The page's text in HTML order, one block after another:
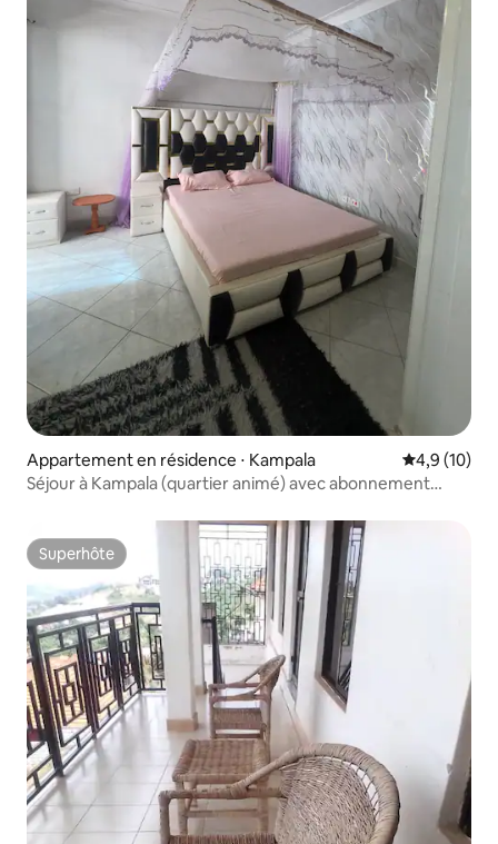
Appartement en résidence ⋅ Kampala Évaluation
4,9 (10)
Séjour à Kampala (quartier animé) avec abonnement
Superhôte
Superhôte